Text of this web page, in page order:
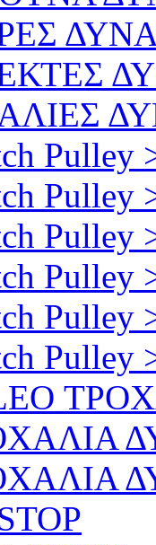
Pulley
Pulley
Pulley
Pulley
Pulley
Pulley